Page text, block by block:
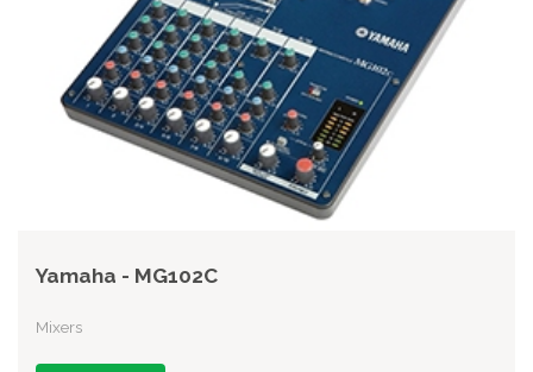
Yamaha - MG102C
Mixers